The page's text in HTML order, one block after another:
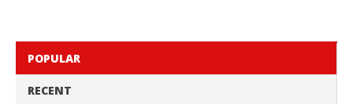
POPULAR
RECENT